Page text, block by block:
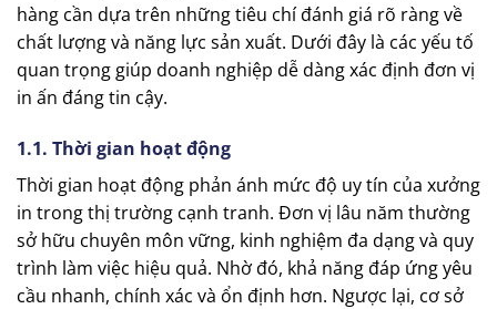
hàng cần dựa trên những tiêu chí đánh giá rõ ràng về
chất lượng và năng lực sản xuất. Dưới đây là các yếu tố
quan trọng giúp doanh nghiệp dễ dàng xác định đơn vị
in ấn đáng tin cậy.
1.1. Thời gian hoạt động
Thời gian hoạt động phản ánh mức độ uy tín của xưởng
in trong thị trường cạnh tranh. Đơn vị lâu năm thường
sở hữu chuyên môn vững, kinh nghiệm đa dạng và quy
trình làm việc hiệu quả. Nhờ đó, khả năng đáp ứng yêu
cầu nhanh, chính xác và ổn định hơn. Ngược lại, cơ sở